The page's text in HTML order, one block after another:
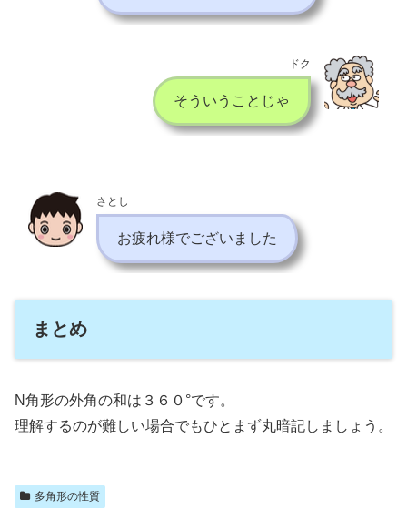
ドク
そういうことじゃ
さとし
お疲れ様でございました
まとめ
N角形の外角の和は３６０°です。
理解するのが難しい場合でもひとまず丸暗記しましょう。
多角形の性質